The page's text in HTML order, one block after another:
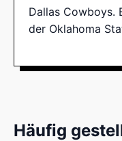
Dallas Cowboys.
der Oklahoma
Häufig